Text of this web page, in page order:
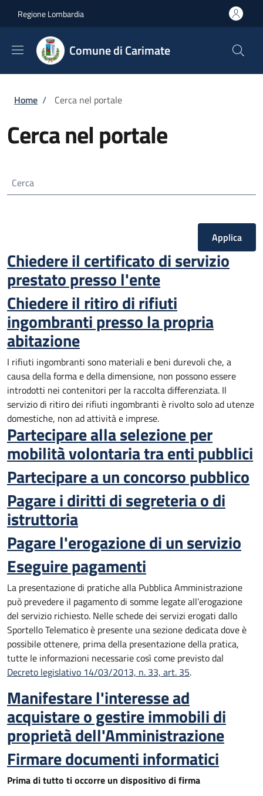
Regione Lombardia
Comune di Carimate
Briciole di pane
Home / Cerca nel portale
Cerca nel portale
Cerca
Chiedere il certificato di servizio
prestato presso l'ente
Chiedere il ritiro di rifiuti
ingombranti presso la propria
abitazione
I rifiuti ingombranti sono materiali e beni durevoli che, a
causa della forma e della dimensione, non possono essere
introdotti nei contenitori per la raccolta differenziata. Il
servizio di ritiro dei rifiuti ingombranti è rivolto solo ad utenze
domestiche, non ad attività e imprese.
Partecipare alla selezione per
mobilità volontaria tra enti pubblici
Partecipare a un concorso pubblico
Pagare i diritti di segreteria o di
istruttoria
Pagare l'erogazione di un servizio
Eseguire pagamenti
La presentazione di pratiche alla Pubblica Amministrazione
può prevedere il pagamento di somme legate all’erogazione
del servizio richiesto. Nelle schede dei servizi erogati dallo
Sportello Telematico è presente una sezione dedicata dove è
possibile ottenere, prima della presentazione della pratica,
tutte le informazioni necessarie così come previsto dal
Decreto legislativo 14/03/2013, n. 33, art. 35.
Manifestare l'interesse ad
acquistare o gestire immobili di
proprietà dell'Amministrazione
Firmare documenti informatici
Prima di tutto ti occorre un dispositivo di firma